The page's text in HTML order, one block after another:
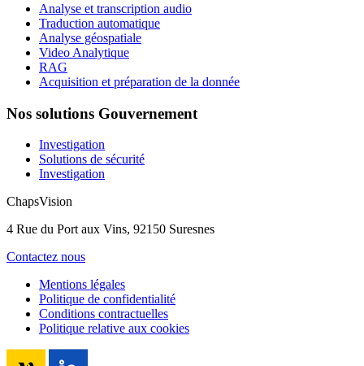
Analyse et transcription audio
Traduction automatique
Analyse géospatiale
Video Analytique
RAG
Acquisition et préparation de la donnée
Nos solutions Gouvernement
Investigation
Solutions de sécurité
Investigation
ChapsVision
4 Rue du Port aux Vins, 92150 Suresnes
Contactez nous
Mentions légales
Politique de confidentialité
Conditions contractuelles
Politique relative aux cookies